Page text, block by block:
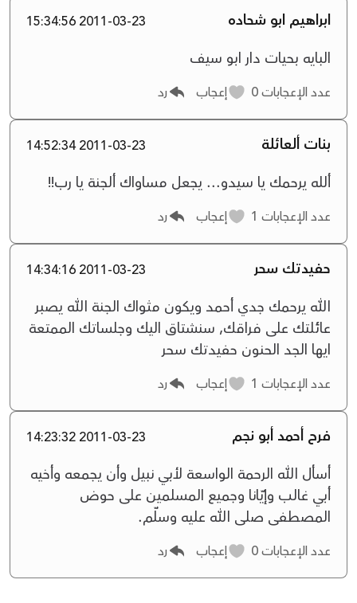
ابراهيم ابو شحاده 2011-03-23 15:34:56
البايه بحيات دار ابو سيف
عدد الإعجابات إعجاب رد
بنات ألعائلة 2011-03-23 14:52:34
ألله يرحمك يا سيدو... يجعل مساواك ألجنة يا رب!!
عدد الإعجابات إعجاب رد
حفيدتك سحر 2011-03-23 14:34:16
الله يرحمك جدي أحمد ويكون مثواك الجنة الله يصبر
عائلتك على فراقك, سنشتاق اليك وجلساتك الممتعة
ايها الجد الحنون حفيدتك سحر
عدد الإعجابات إعجاب رد
فرح أحمد أبو نجم 2011-03-23 14:23:32
أسأل الله الرحمة الواسعة لأبي نبيل وأن يجمعه وأخيه
أبي غالب وإيّانا وجميع المسلمين على حوض
المصطفى صلى الله عليه وسلّم.
عدد الإعجابات إعجاب رد